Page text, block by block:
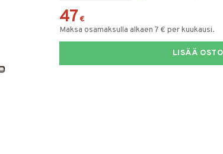
47 €
Maksa osamaksulla alkaen 7 € per kuukausi.
LISÄÄ